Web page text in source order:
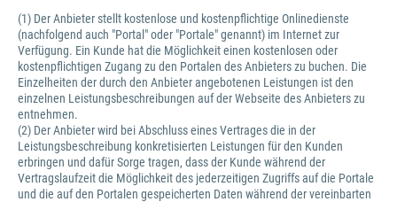
(1) Der Anbieter stellt kostenlose und kostenpflichtige Onlinedienste
(nachfolgend auch "Portal" oder "Portale" genannt) im Internet zur
Verfügung. Ein Kunde hat die Möglichkeit einen kostenlosen oder
kostenpflichtigen Zugang zu den Portalen des Anbieters zu buchen. Die
Einzelheiten der durch den Anbieter angebotenen Leistungen ist den
einzelnen Leistungsbeschreibungen auf der Webseite des Anbieters zu
entnehmen.
(2) Der Anbieter wird bei Abschluss eines Vertrages die in der
Leistungsbeschreibung konkretisierten Leistungen für den Kunden
erbringen und dafür Sorge tragen, dass der Kunde während der
Vertragslaufzeit die Möglichkeit des jederzeitigen Zugriffs auf die Portale
und die auf den Portalen gespeicherten Daten während der vereinbarten